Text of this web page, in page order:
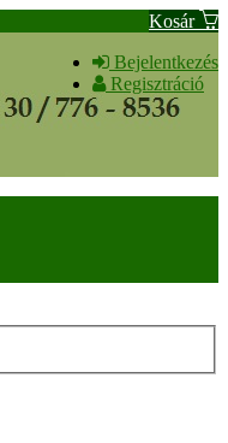
Kosár
Bejelentkezés
Regisztráció